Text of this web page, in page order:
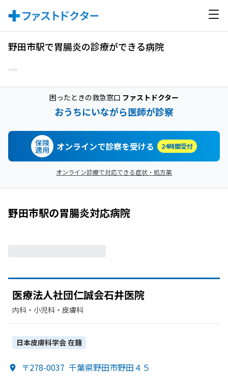
野田市駅で胃腸炎の診療ができる病院
困ったときの救急窓口 ファストドクター
おうちにいながら医師が診察
保険
適用 オンラインで診察を受ける 24時間受付
オンライン診療で対応できる症状・処方薬
野田市駅の胃腸炎対応病院
医療法人社団仁誠会石井医院
内科・​小児科・​皮膚科
日本皮膚科学会在籍
〒278-0037 千葉県野田市野田４５